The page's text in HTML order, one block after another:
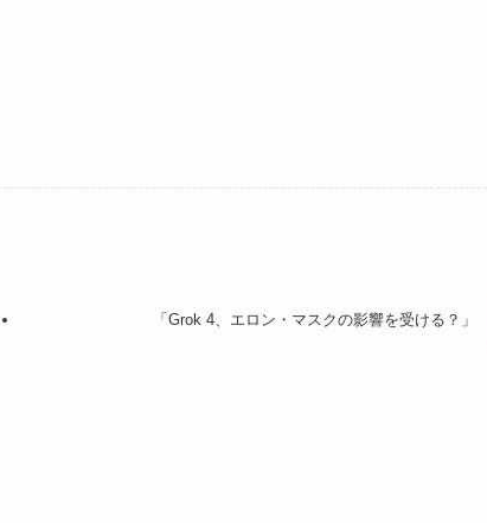
「Grok 4、エロン・マスクの影響を受ける？」